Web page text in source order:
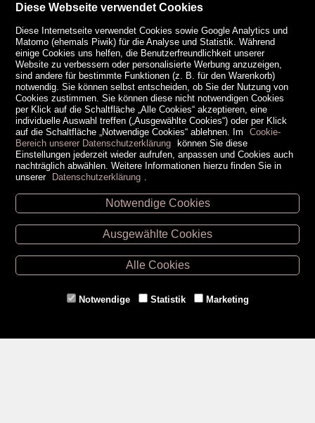
Unsere Öffnungszeiten
Retz -02942/20433
Hollabrunn -02952/30057
Eggenburg -02984/3836
Gmünd -
Diese Webseite verwendet Cookies
Diese Internetseite verwendet Cookies sowie Google Analytics und
Matomo (ehemals Piwik) für die Analyse und Statistik. Während
einige Cookies uns helfen, die Benutzerfreundlichkeit unserer
Website zu verbessern oder personalisierte Werbung anzuzeigen,
sind andere für bestimmte Funktionen (z. B. für den Warenkorb)
notwendig. Sie können selbst entscheiden, ob Sie der Nutzung von
Cookies zustimmen. Sie können diese nicht notwendigen Cookies
per Klick auf die Schaltfläche „Alle Cookies“ akzeptieren, eine
individuelle Auswahl treffen („Ausgewählte Cookies“) oder per Klick
auf die Schaltfläche „Notwendige Cookies“ ablehnen. Im
Cookie-
Bereich unserer Datenschutzerklärung können Sie diese
Einstellungen jederzeit wieder aufrufen, anpassen und Cookies auch
nachträglich abwählen. Weitere Informationen hierzu finden Sie in
unserer Datenschutzerklärung
Notwendige Cookies
Ausgewählte Cookies
Alle Cookies
Notwendige Statistik Marketing